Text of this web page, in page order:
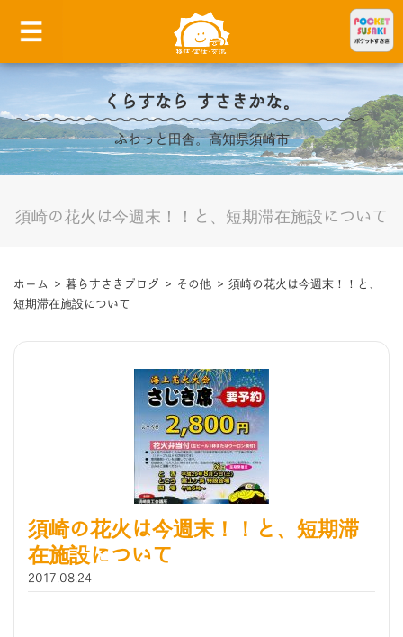
くらすなら すさきかな。
ふわっと田舎。高知県須崎市
須崎の花火は今週末！！と、短期滞在施設について
ホーム > 暮らすさきブログ > その他 > 須崎の花火は今週末！！と、
短期滞在施設について
須崎の花火は今週末！！と、短期滞
在施設について
2017.08.24